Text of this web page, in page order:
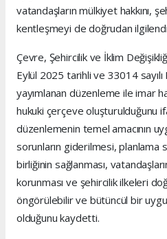
vatandaşların mülkiyet hakkını,
kentleşmeyi de doğrudan
Çevre, Şehircilik ve İklim
Eylül 2025 tarihli ve 33014
yayımlanan düzenleme ile imar
hukuki çerçeve oluşturulduğunu
düzenlemenin temel amacının
sorunların giderilmesi, planlama
birliğinin sağlanması,
korunması ve şehircilik ilkeleri
öngörülebilir ve bütüncül bir
olduğunu kaydetti.